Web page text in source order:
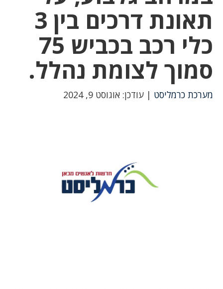
תאונת דרכים בין 3
כלי רכב בכביש 75
סמוך לצומת נהלל.
מערכת כרמליסט | עודכן: אוגוסט 9, 2024